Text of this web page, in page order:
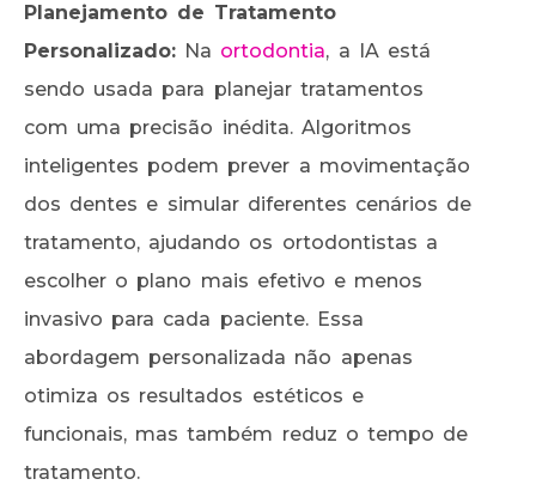
Planejamento de Tratamento
Personalizado: Na ortodontia, a IA está
sendo usada para planejar tratamentos
com uma precisão inédita. Algoritmos
inteligentes podem prever a movimentação
dos dentes e simular diferentes cenários de
tratamento, ajudando os ortodontistas a
escolher o plano mais efetivo e menos
invasivo para cada paciente. Essa
abordagem personalizada não apenas
otimiza os resultados estéticos e
funcionais, mas também reduz o tempo de
tratamento.